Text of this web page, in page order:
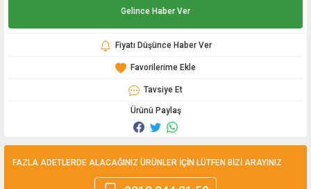
Gelince Haber Ver
Fiyatı Düşünce Haber Ver
Tavsiye Et
Ürünü Paylaş
FAZLA ADETLERDE ALACAĞINIZ ÜRÜNLER İÇİN LÜTFEN BİZİ ARAYINIZ